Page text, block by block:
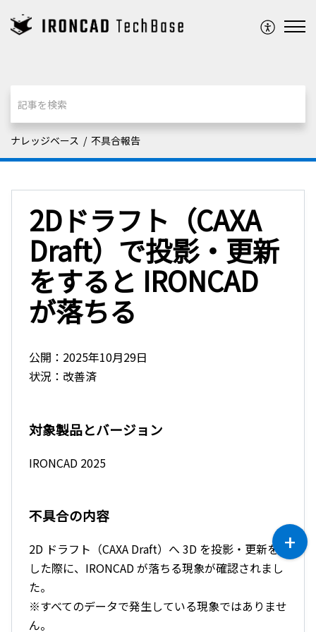
ナレッジベース 不具合報告
2Dドラフト（CAXA
Draft）で投影・更新
をすると IRONCAD
が落ちる
公開：2025年10月29日
状況：改善済
対象製品とバージョン
IRONCAD 2025
不具合の内容
2D ドラフト（CAXA Draft）へ 3D を投影・更新を
した際に、IRONCAD が落ちる現象が確認されまし
た。
※すべてのデータで発生している現象ではありませ
ん。